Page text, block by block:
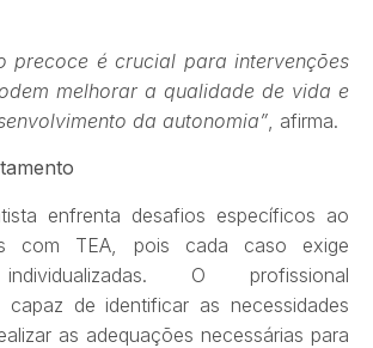
precoce é crucial para intervenções
melhorar a qualidade de vida e
da autonomia” , afirma.
enfrenta desafios específicos ao
com TEA, pois cada caso exige
O profissional
capaz de identificar as necessidades
as adequações necessárias para